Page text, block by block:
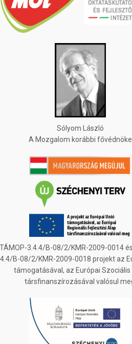
Sólyom László
A Mozgalom korábbi fővédnöke
3.4.4/B-08/2/KMR-2009-0014
B-08/2/KMR-2009-0018 projekt az
támogatásával, az Európai Szociális
társfinanszírozásával valósul